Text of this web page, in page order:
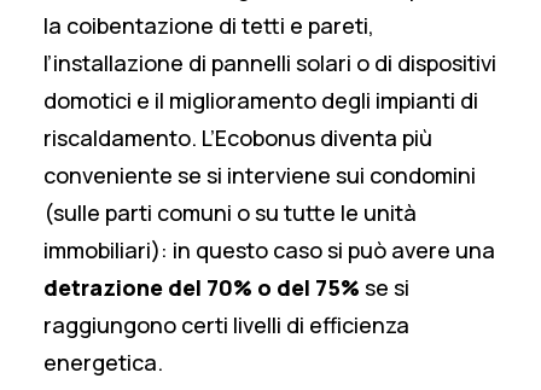
la coibentazione di tetti e pareti,
l’installazione di pannelli solari o di dispositivi
domotici e il miglioramento degli impianti di
riscaldamento. L’Ecobonus diventa più
conveniente se si interviene sui condomini
(sulle parti comuni o su tutte le unità
immobiliari): in questo caso si può avere una
detrazione del 70% o del 75% se si
raggiungono certi livelli di efficienza
energetica.